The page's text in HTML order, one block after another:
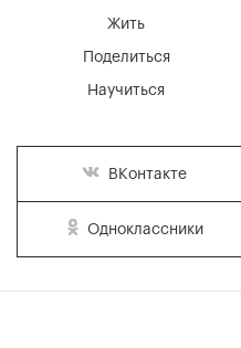
Жить
Поделиться
Научиться
ВКонтакте
Одноклассники